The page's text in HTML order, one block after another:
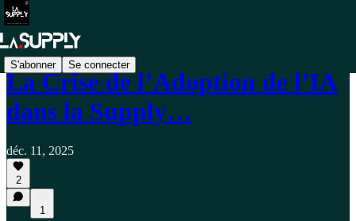
S'abonner Se connecter
La Crise de l’Adoption de l’IA
dans la Supply…
déc. 11, 2025
2
1